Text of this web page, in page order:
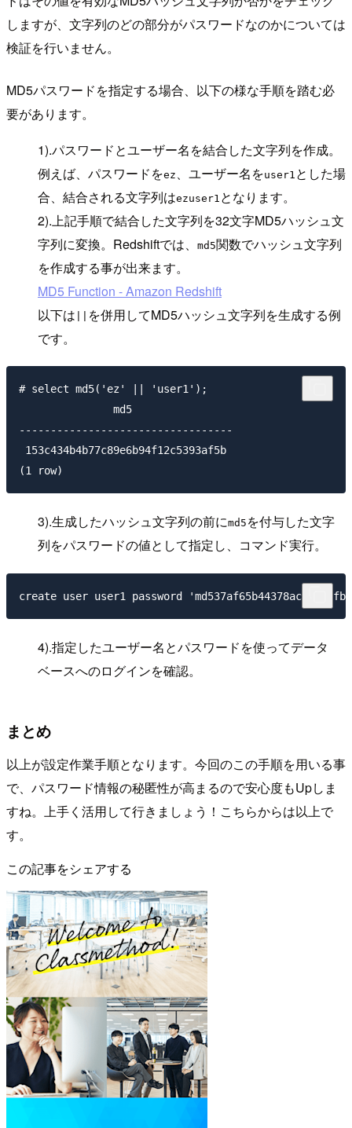
しますが、文字列のどの部分がパスワードなのかについては
検証を行いません。
MD5パスワードを指定する場合、以下の様な手順を踏む必
要があります。
1).パスワードとユーザー名を結合した文字列を作成。
例えば、パスワードをez 、ユーザー名をuser1 とした場
合、結合される文字列はezuser1 となります。
2).上記手順で結合した文字列を32文字MD5ハッシュ文
字列に変換。Redshiftでは、
md5関数でハッシュ文字列
を作成する事が出来ます。
MD5 Function - Amazon Redshift
以下は
を併用してMD5ハッシュ文字列を生成する例
です。
# select md5('ez' || 'user1');
               md5
----------------------------------
153c434b4b77c89e6b94f12c5393af5b
3).生成したハッシュ文字列の前にmd5 を付与した文字
列をパスワードの値として指定し、コマンド実行。
4).指定したユーザー名とパスワードを使ってデータ
ベースへのログインを確認。
まとめ
以上が設定作業手順となります。今回のこの手順を用いる事
で、パスワード情報の秘匿性が高まるので安心度もUpしま
すね。上手く活用して行きましょう！こちらからは以上で
す。
この記事をシェアする